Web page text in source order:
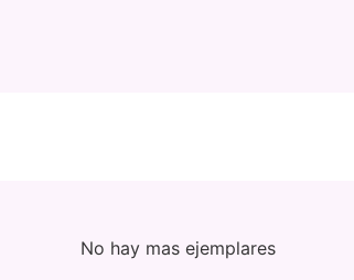
No hay mas ejemplares